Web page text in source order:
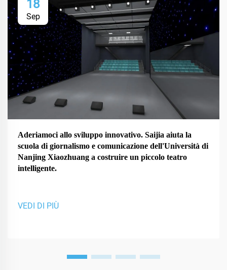
18
Sep
Aderiamoci allo sviluppo innovativo. Saijia aiuta la
scuola di giornalismo e comunicazione dell'Università di
Nanjing Xiaozhuang a costruire un piccolo teatro
intelligente.
VEDI DI PIÙ